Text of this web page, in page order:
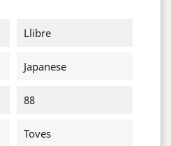
Llibre
Japanese
88
Toves